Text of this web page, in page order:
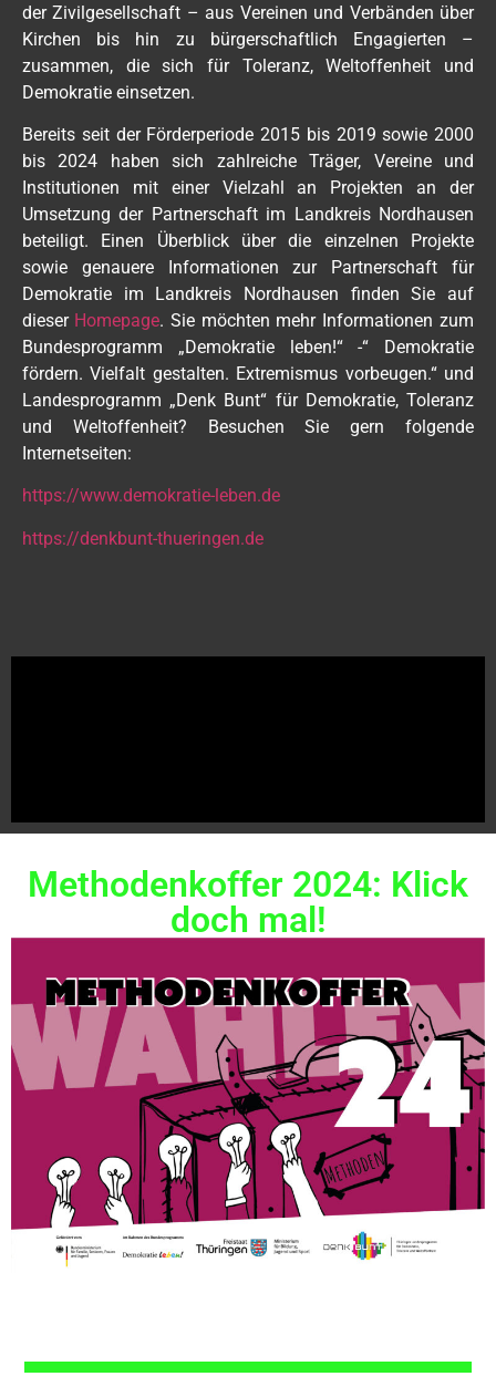
der Zivilgesellschaft – aus Vereinen und Verbänden über
Kirchen bis hin zu bürgerschaftlich Engagierten –
zusammen, die sich für Toleranz, Weltoffenheit und
Demokratie einsetzen.
Bereits seit der Förderperiode 2015 bis 2019 sowie 2000
bis 2024 haben sich zahlreiche Träger, Vereine und
Institutionen mit einer Vielzahl an Projekten an der
Umsetzung der Partnerschaft im Landkreis Nordhausen
beteiligt. Einen Überblick über die einzelnen Projekte
sowie genauere Informationen zur Partnerschaft für
Demokratie im Landkreis Nordhausen finden Sie auf
dieser Homepage. Sie möchten mehr Informationen zum
Bundesprogramm „Demokratie leben!“ -“ Demokratie
fördern. Vielfalt gestalten. Extremismus vorbeugen.“ und
Landesprogramm „Denk Bunt“ für Demokratie, Toleranz
und Weltoffenheit? Besuchen Sie gern folgende
Internetseiten:
https://www.demokratie-leben.de
https://denkbunt-thueringen.de
Methodenkoffer 2024: Klick
doch mal!